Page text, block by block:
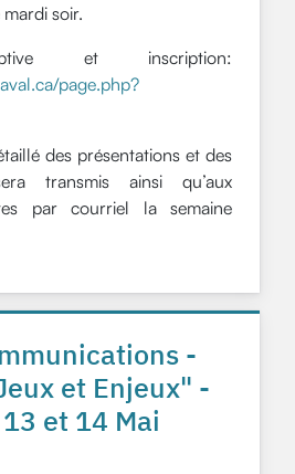
soir.
et inscription:
page.php?
des présentations et des
transmis ainsi qu’aux
par courriel la semaine
-
et Enjeux" -
et 14 Mai